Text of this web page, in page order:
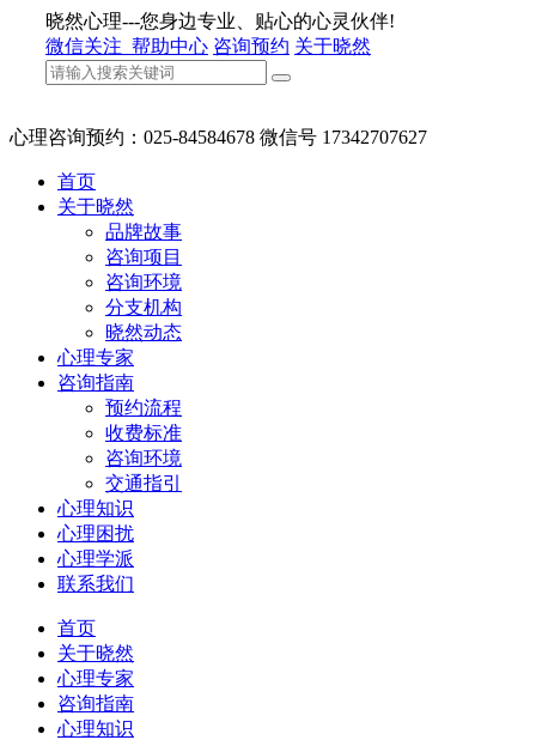
晓然心理---您身边专业、贴心的心灵伙伴!
微信关注 帮助中心 咨询预约 关于晓然
心理咨询预约：025-84584678 微信号 17342707627
首页
关于晓然
品牌故事
咨询项目
咨询环境
分支机构
晓然动态
心理专家
咨询指南
预约流程
收费标准
咨询环境
交通指引
心理知识
心理困扰
心理学派
联系我们
首页
关于晓然
心理专家
咨询指南
心理知识